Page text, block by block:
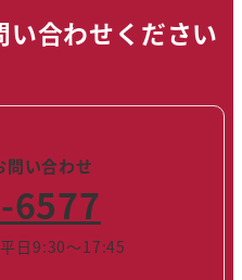
い合わせください
問い合わせ
6577
日9:30～17:45